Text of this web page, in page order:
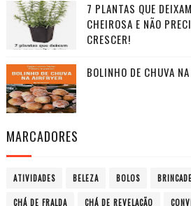
7 PLANTAS QUE
CHEIROSA E NÃO
CRESCER!
BOLINHO DE CHUVA
MARCADORES
ATIVIDADES BELEZA BOLOS
CHÁ DE FRALDA CHÁ DE REVELAÇÃO